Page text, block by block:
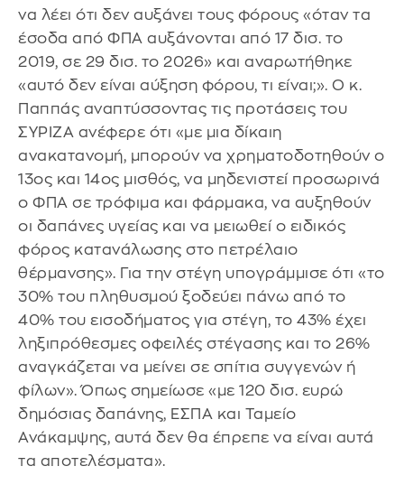
να λέει ότι δεν αυξάνει τους φόρους «όταν τα
έσοδα από ΦΠΑ αυξάνονται από 17 δισ. το
2019, σε 29 δισ. το 2026» και αναρωτήθηκε
«αυτό δεν είναι αύξηση φόρου, τι είναι;». Ο κ.
Παππάς αναπτύσσοντας τις προτάσεις του
ΣΥΡΙΖΑ ανέφερε ότι «με μια δίκαιη
ανακατανομή, μπορούν να χρηματοδοτηθούν ο
13ος και 14ος μισθός, να μηδενιστεί προσωρινά
ο ΦΠΑ σε τρόφιμα και φάρμακα, να αυξηθούν
οι δαπάνες υγείας και να μειωθεί ο ειδικός
φόρος κατανάλωσης στο πετρέλαιο
θέρμανσης». Για την στέγη υπογράμμισε ότι «το
30% του πληθυσμού ξοδεύει πάνω από το
40% του εισοδήματος για στέγη, το 43% έχει
ληξιπρόθεσμες οφειλές στέγασης και το 26%
αναγκάζεται να μείνει σε σπίτια συγγενών ή
φίλων». Όπως σημείωσε «με 120 δισ. ευρώ
δημόσιας δαπάνης, ΕΣΠΑ και Ταμείο
Ανάκαμψης, αυτά δεν θα έπρεπε να είναι αυτά
τα αποτελέσματα».